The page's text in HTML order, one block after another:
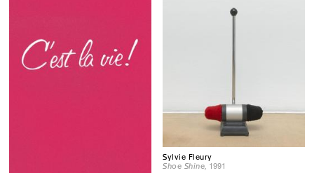
Sylvie Fleury
Shoe Shine, 1991